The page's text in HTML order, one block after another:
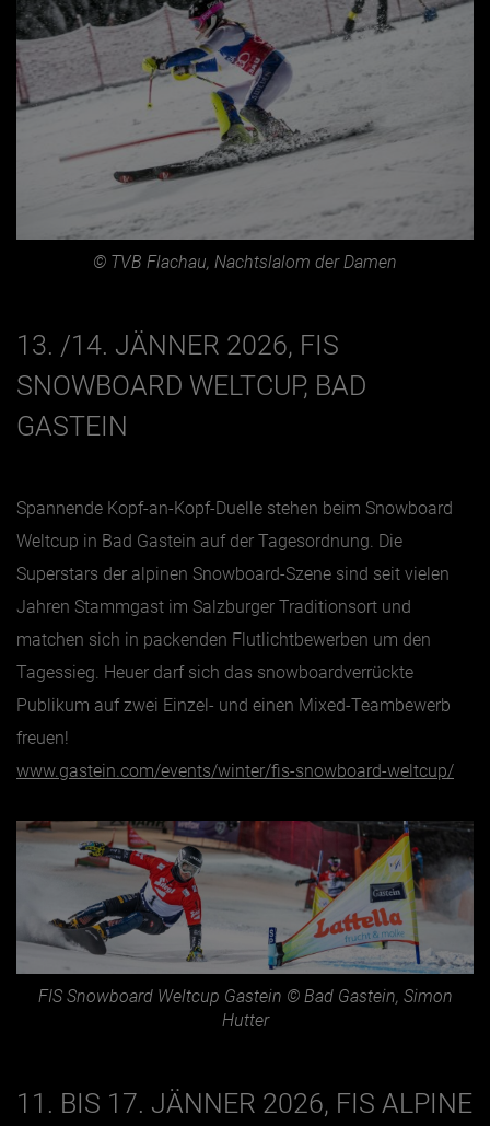
© TVB Flachau, Nachtslalom der Damen
13. /14. JÄNNER 2026, FIS
SNOWBOARD WELTCUP, BAD
GASTEIN
Spannende Kopf-an-Kopf-Duelle stehen beim Snowboard
Weltcup in Bad Gastein auf der Tagesordnung. Die
Superstars der alpinen Snowboard-Szene sind seit vielen
Jahren Stammgast im Salzburger Traditionsort und
matchen sich in packenden Flutlichtbewerben um den
Tagessieg. Heuer darf sich das snowboardverrückte
Publikum auf zwei Einzel- und einen Mixed-Teambewerb
freuen!
www.gastein.com/events/winter/fis-snowboard-weltcup/
FIS Snowboard Weltcup Gastein © Bad Gastein, Simon
Hutter
11. BIS 17. JÄNNER 2026, FIS ALPINE